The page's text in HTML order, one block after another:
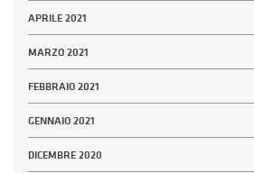
APRILE 2021
MARZO 2021
FEBBRAIO 2021
GENNAIO 2021
DICEMBRE 2020